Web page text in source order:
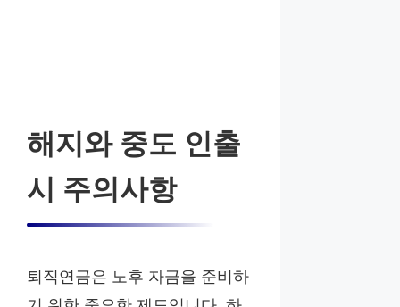
해지와 중도 인출
시 주의사항
퇴직연금은 노후 자금을 준비하